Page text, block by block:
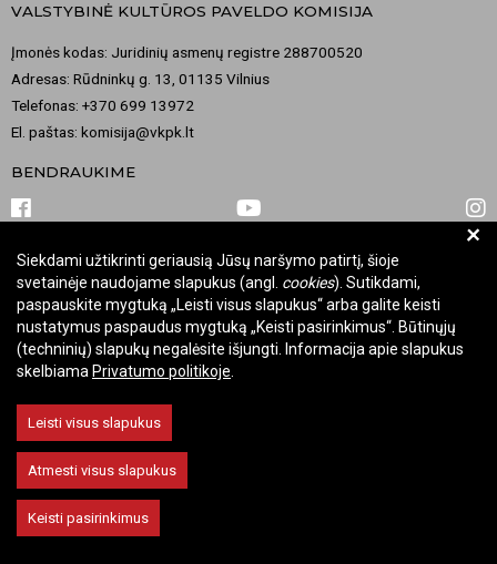
VALSTYBINĖ KULTŪROS PAVELDO KOMISIJA
Įmonės kodas: Juridinių asmenų registre 288700520
Adresas: Rūdninkų g. 13, 01135 Vilnius
Telefonas: +370 699 13972
El. paštas: komisija@vkpk.lt
BENDRAUKIME
© 2026 Valstybinė kultūros paveldo komisija. Visos teisės saugomos.
Keisti slapukų nustatymus
+
Siekdami užtikrinti geriausią Jūsų naršymo patirtį, šioje
svetainėje naudojame slapukus (angl. cookies). Sutikdami,
paspauskite mygtuką „Leisti visus slapukus“ arba galite keisti
nustatymus paspaudus mygtuką „Keisti pasirinkimus“. Būtinųjų
(techninių) slapukų negalėsite išjungti. Informacija apie slapukus
skelbiama Privatumo politikoje
Leisti visus slapukus
Atmesti visus slapukus
Keisti pasirinkimus